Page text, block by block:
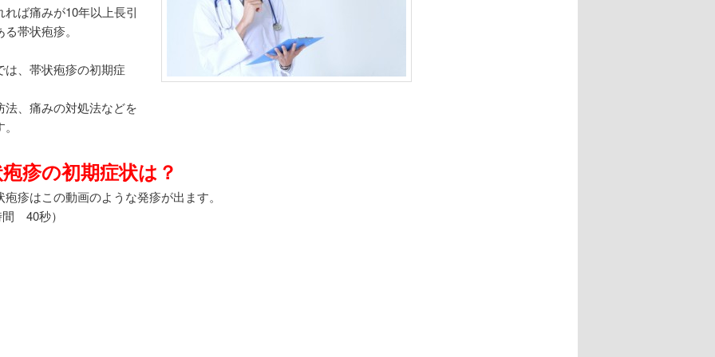
れば痛みが10年以上長引
帯状疱疹。
は、帯状疱疹の初期症
法、痛みの対処法などを
疹の初期症状は？
疹はこの動画のような発疹が出ます。
40秒）